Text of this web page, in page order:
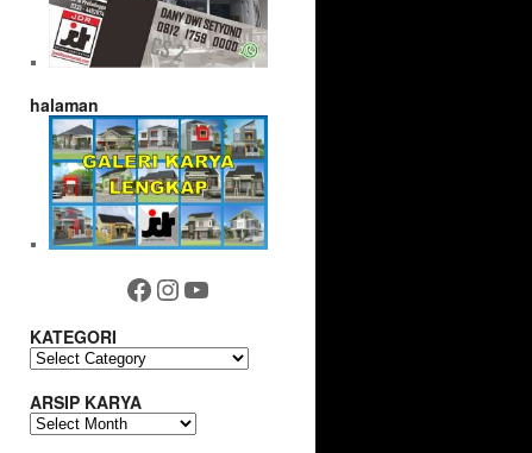
halaman
Facebook
Instagram
YouTube
KATEGORI
KATEGORI
ARSIP KARYA
ARSIP